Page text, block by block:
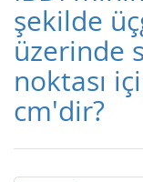
şekilde
üzerinde
noktası
cm'dir?